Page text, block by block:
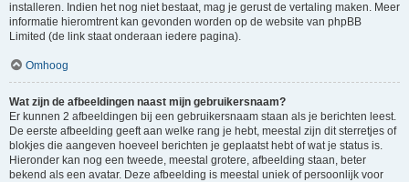
installeren. Indien het nog niet bestaat, mag je gerust de vertaling maken. Meer
informatie hieromtrent kan gevonden worden op de website van phpBB
Limited (de link staat onderaan iedere pagina).
Omhoog
Wat zijn de afbeeldingen naast mijn gebruikersnaam?
Er kunnen 2 afbeeldingen bij een gebruikersnaam staan als je berichten leest.
De eerste afbeelding geeft aan welke rang je hebt, meestal zijn dit sterretjes of
blokjes die aangeven hoeveel berichten je geplaatst hebt of wat je status is.
Hieronder kan nog een tweede, meestal grotere, afbeelding staan, beter
bekend als een avatar. Deze afbeelding is meestal uniek of persoonlijk voor